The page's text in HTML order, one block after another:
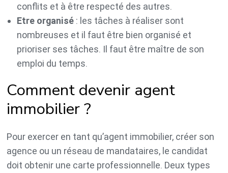
conflits et à être respecté des autres.
Etre organisé : les tâches à réaliser sont
nombreuses et il faut être bien organisé et
prioriser ses tâches. Il faut être maître de son
emploi du temps.
Comment devenir agent
immobilier ?
Pour exercer en tant qu’agent immobilier, créer son
agence ou un réseau de mandataires, le candidat
doit obtenir une carte professionnelle. Deux types